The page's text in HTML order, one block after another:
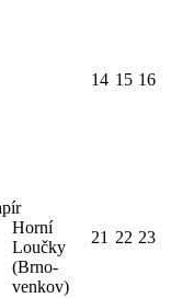
14 15 16
Horní
Loučky
(Brno-
venkov)
21 22 23